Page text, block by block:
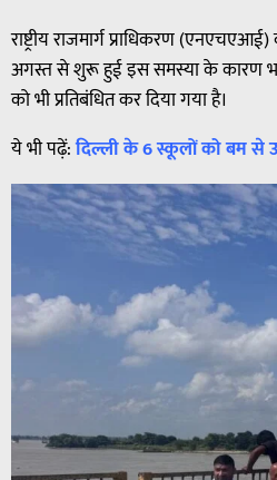
राष्ट्रीय राजमार्ग प्राधिकरण
अगस्त से शुरू हुई इस समस्या के कारण
को भी प्रतिबंधित कर दिया गया है।
ये भी पढ़ें:दिल्ली के 6 स्कूलों को बम से